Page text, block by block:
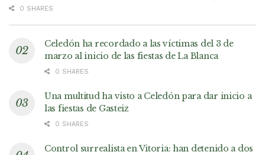
0 SHARES
Celedón ha recordado a las víctimas del 3 de
marzo al inicio de las fiestas de La Blanca
0 SHARES
Una multitud ha visto a Celedón para dar inicio a
las fiestas de Gasteiz
0 SHARES
Control surrealista en Vitoria: han detenido a dos